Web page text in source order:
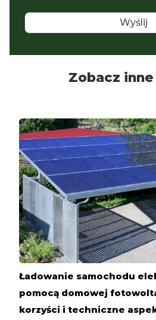
Zobacz
Ładowanie samochodu
pomocą domowej
korzyści i techniczne